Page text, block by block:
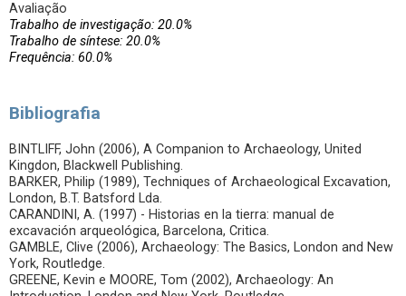
Avaliação
Trabalho de investigação: 20.0%
Trabalho de síntese: 20.0%
Frequência: 60.0%
Bibliografia
BINTLIFF, John (2006), A Companion to Archaeology, United
Kingdon, Blackwell Publishing.
BARKER, Philip (1989), Techniques of Archaeological Excavation,
London, B.T. Batsford Lda.
CARANDINI, A. (1997) - Historias en la tierra: manual de
excavación arqueológica, Barcelona, Critica.
GAMBLE, Clive (2006), Archaeology: The Basics, London and New
York, Routledge.
GREENE, Kevin e MOORE, Tom (2002), Archaeology: An